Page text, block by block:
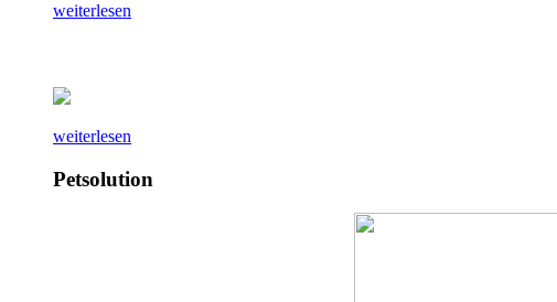
weiterlesen
weiterlesen
Petsolution